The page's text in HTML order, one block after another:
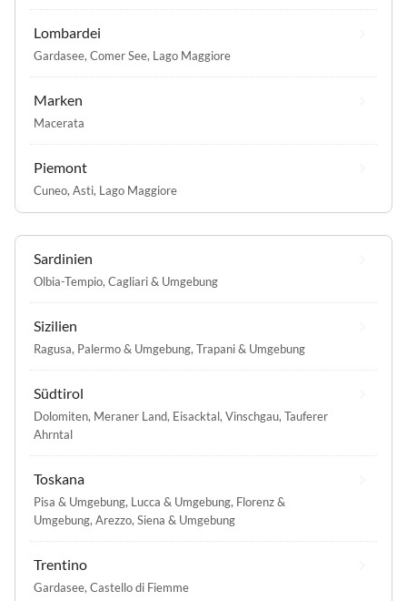
Lombardei
Gardasee, Comer See, Lago Maggiore
Marken
Macerata
Piemont
Cuneo, Asti, Lago Maggiore
Sardinien
Olbia-Tempio, Cagliari & Umgebung
Sizilien
Ragusa, Palermo & Umgebung, Trapani & Umgebung
Südtirol
Dolomiten, Meraner Land, Eisacktal, Vinschgau, Tauferer
Ahrntal
Toskana
Pisa & Umgebung, Lucca & Umgebung, Florenz &
Umgebung, Arezzo, Siena & Umgebung
Trentino
Gardasee, Castello di Fiemme